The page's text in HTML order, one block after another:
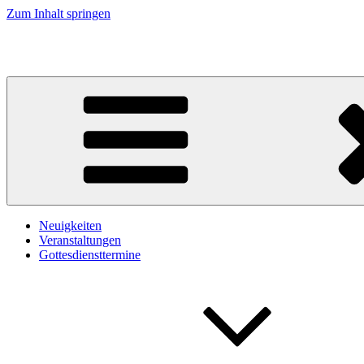
Zum Inhalt springen
Neuigkeiten
Veranstaltungen
Gottesdiensttermine